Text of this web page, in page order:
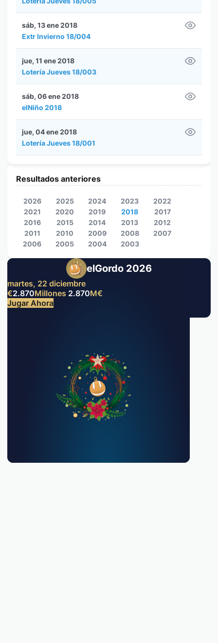
Extr Invierno 18/004
sáb, 13 ene 2018
Lotería Jueves 18/003
jue, 11 ene 2018
elNiño 2018
sáb, 06 ene 2018
Lotería Jueves 18/001
jue, 04 ene 2018
elGordo 2026
martes, 22 diciembre
€2.870Millones 2.870M€
Jugar Ahora
Resultados anteriores
2026 2025 2024 2023
2022
2021
2020 2019 2018
2017
2016
2015 2014 2013
2012
2011
2010 2009 2008
2007
2006
2005 2004 2003